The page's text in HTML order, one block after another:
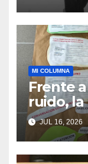
MI COLUMNA
Frente
ruido,
acogida
JUL 16, 2026